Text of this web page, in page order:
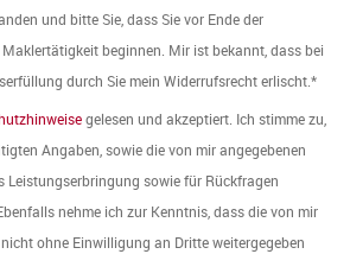
und bitte Sie, dass Sie vor Ende der
beginnen. Mir ist bekannt, dass bei
durch Sie mein Widerrufsrecht erlischt.*
gelesen und akzeptiert. Ich stimme zu,
Angaben, sowie die von mir angegebenen
Leistungserbringung sowie für Rückfragen
nehme ich zur Kenntnis, dass die von mir
ohne Einwilligung an Dritte weitergegeben